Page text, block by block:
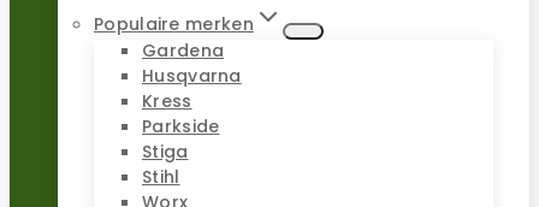
Populaire merken
Gardena
Husqvarna
Kress
Parkside
Stiga
Stihl